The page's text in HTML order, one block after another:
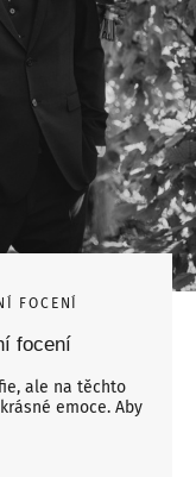
FOCENÍ
focení
ale na těchto
emoce. Aby